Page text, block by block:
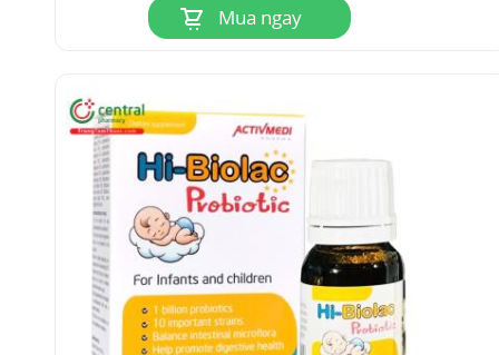
Streptococcus thermophiluscũng được phát hiện
5.4 Kiểm soát nhiễm trùng
Chuột nhiễm trùng huyết bị nhiễm Escherichia
coli và Staphylococcus vàng đã cải thiện khả
năng sống sót sau khi điều trị bằng hỗn hợp
men vi sinh có chứa Lactobacillus bulgaricus,
Bifidobacterium longum và Streptococcus
thermophilus.
Mua ngay